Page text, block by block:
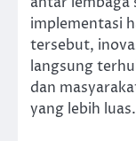
implementasi
tersebut,
langsung
dan
yang lebih luas.